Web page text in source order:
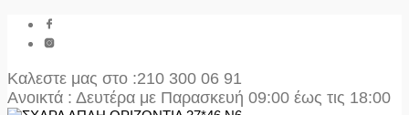
Καλεστε μας στο :210 300 06 91
Ανοικτά : Δευτέρα με Παρασκευή 09:00 έως τις 18:00